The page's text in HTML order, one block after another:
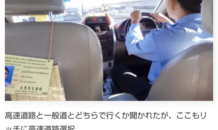
高速道路と一般道とどちらで行くか聞かれたが、ここもリ